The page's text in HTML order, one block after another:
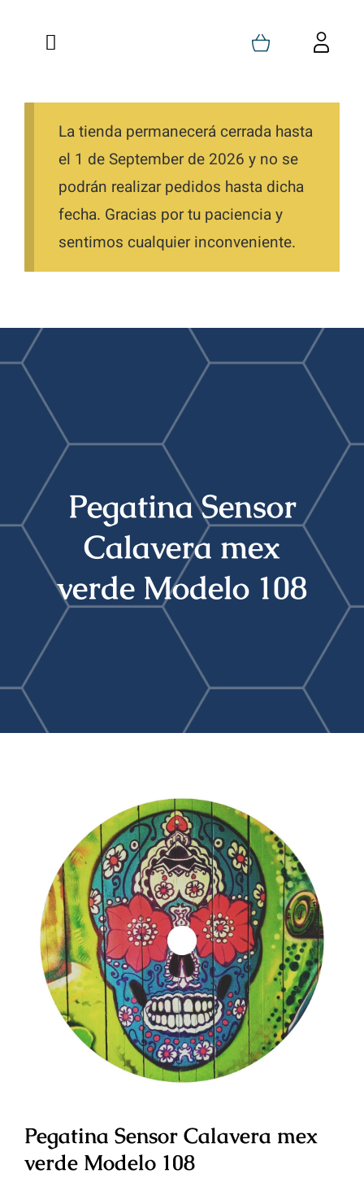
Toggle
Quienes Somos
Formaciones
Tienda
Blog
Buscar:
Mi Cuenta
Pedidos
Descargas
La tienda permanecerá cerrada hasta
el 1 de September de 2026 y no se
podrán realizar pedidos hasta dicha
fecha. Gracias por tu paciencia y
sentimos cualquier inconveniente.
Pegatina Sensor
Calavera mex
verde Modelo 108
Pegatina Sensor Calavera mex
verde Modelo 108